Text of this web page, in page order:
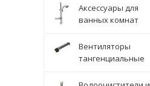
Аксессуары для
ванных комнат
Вентиляторы
тангенциальные